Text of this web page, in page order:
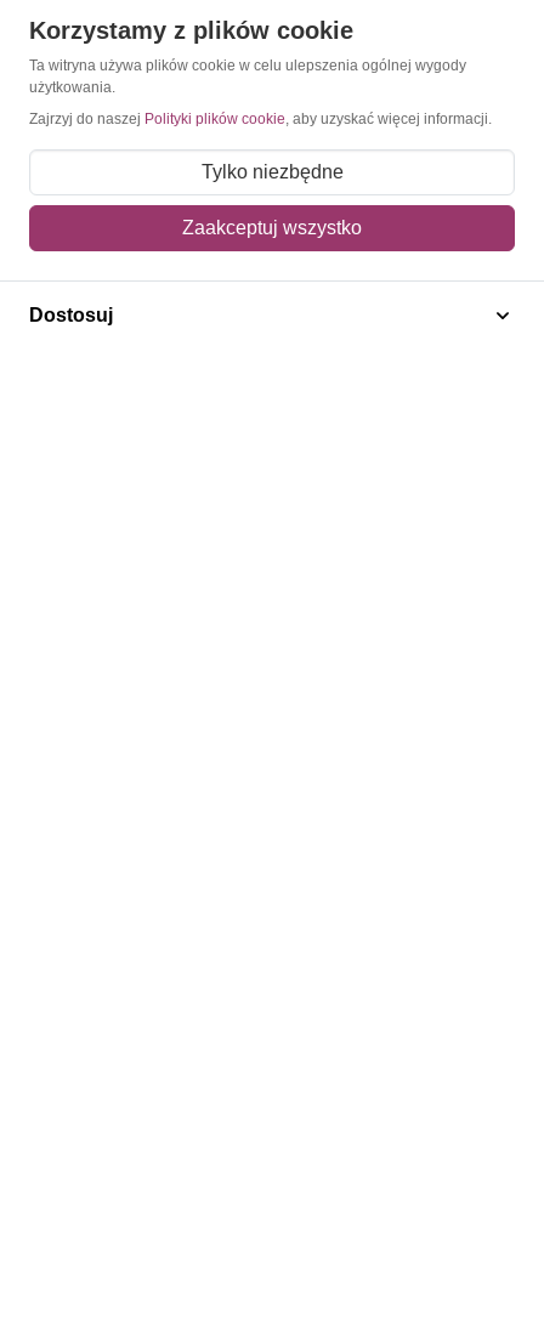
Narody Zjednoczone Nowy Jork 1998 Mi ark 771-
21,50 zł
Dodaj do koszyka
Korzystamy z plików cookie
Ta witryna używa plików cookie w celu ulepszenia ogólnej wygody
użytkowania.
Zajrzyj do naszej Polityki plików cookie, aby uzyskać więcej informacji.
Tylko niezbędne
Zaakceptuj wszystko
Dostosuj